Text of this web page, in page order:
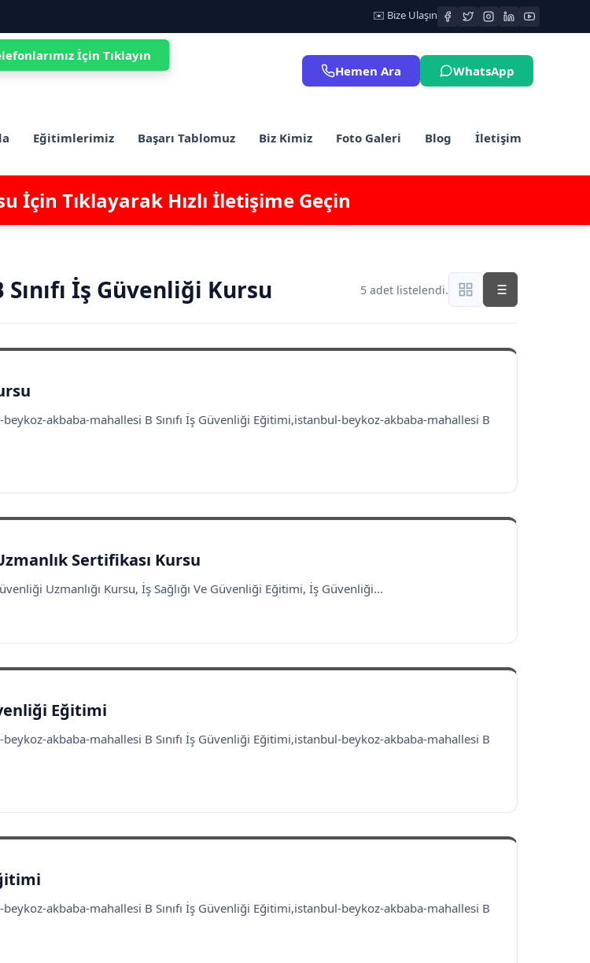
✉️ Bize Ulaşın
Eğitimlerimiz Başarı Tablomuz Biz Kimiz Foto Galeri Blog İletişim
Hemen Ara WhatsApp
İçin Tıklayarak Hızlı İletişime Geçin
İş Güvenliği Kursu 5 adet listelendi.
akbaba-mahallesi B Sınıfı İş Güvenliği Eğitimi,istanbul-beykoz-akbaba-mahallesi B
Sertifikası Kursu
Uzmanlığı Kursu, İş Sağlığı Ve Güvenliği Eğitimi, İş Güvenliği...
Eğitimi
akbaba-mahallesi B Sınıfı İş Güvenliği Eğitimi,istanbul-beykoz-akbaba-mahallesi B
akbaba-mahallesi B Sınıfı İş Güvenliği Eğitimi,istanbul-beykoz-akbaba-mahallesi B
İçin Tıklayın